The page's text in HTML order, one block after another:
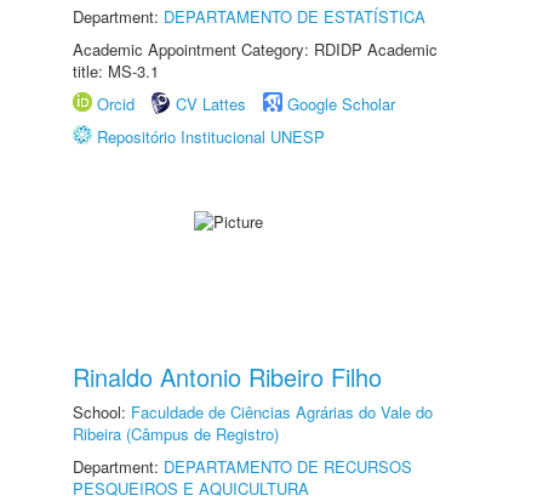
Department: DEPARTAMENTO DE ESTATÍSTICA
Academic Appointment Category: RDIDP Academic
title: MS-3.1
Orcid
CV Lattes
Google Scholar
Repositório Institucional UNESP
Rinaldo Antonio Ribeiro Filho
School: Faculdade de Ciências Agrárias do Vale do
Ribeira (Câmpus de Registro)
Department: DEPARTAMENTO DE RECURSOS
PESQUEIROS E AQUICULTURA